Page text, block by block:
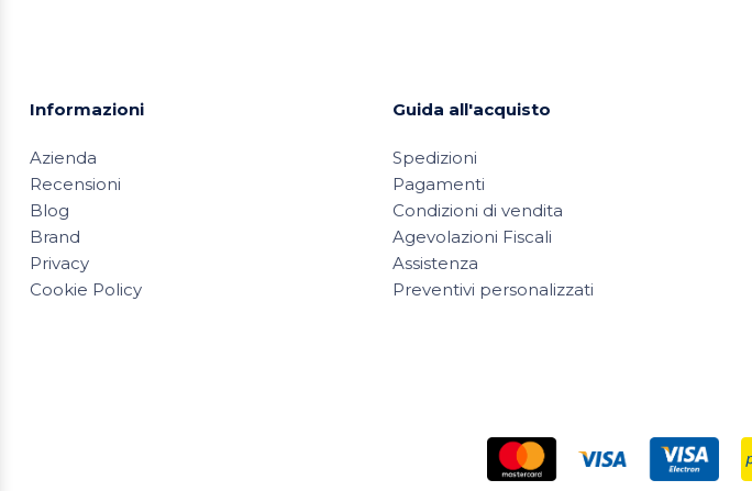
Informazioni
Azienda
Recensioni
Blog
Brand
Privacy
Cookie Policy
Guida all'acquisto
Spedizioni
Pagamenti
Condizioni di vendita
Agevolazioni Fiscali
Assistenza
Preventivi personalizzati